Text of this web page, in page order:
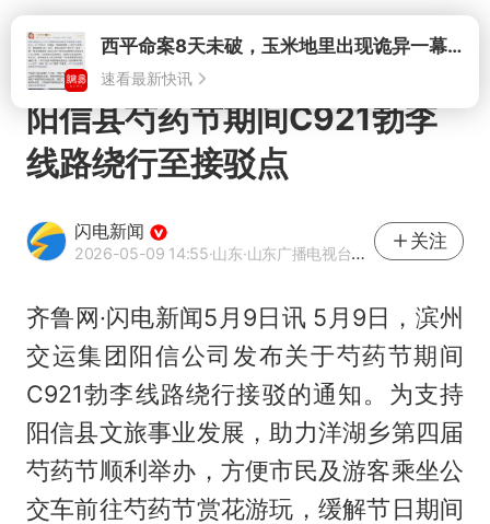
打开西平命案8天未破，玉米地里出现诡异一幕，我突然想起了欧金中
速看最新快讯
阳信县芍药节期间C921勃李
线路绕行至接驳点
闪电新闻
2026-05-09 14:55·山东·山东广播电视台官方APP闪电新闻
关注
齐鲁网·闪电新闻5月9日讯 5月9日，滨州
交运集团阳信公司发布关于芍药节期间
C921勃李线路绕行接驳的通知。为支持
阳信县文旅事业发展，助力洋湖乡第四届
芍药节顺利举办，方便市民及游客乘坐公
交车前往芍药节赏花游玩，缓解节日期间